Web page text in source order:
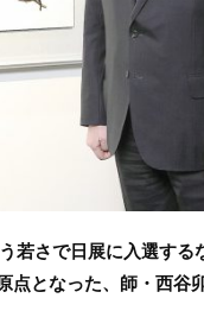
若さで日展に入選する
点となった、師・西谷